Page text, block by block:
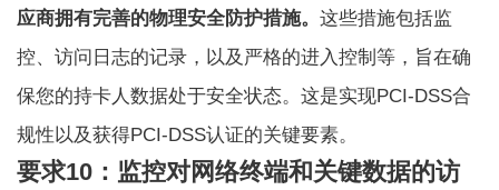
应商拥有完善的物理安全防护措施。这些措施包括监
控、访问日志的记录，以及严格的进入控制等，旨在确
保您的持卡人数据处于安全状态。这是实现PCI-DSS合
规性以及获得PCI-DSS认证的关键要素。
要求10：监控对网络终端和关键数据的访